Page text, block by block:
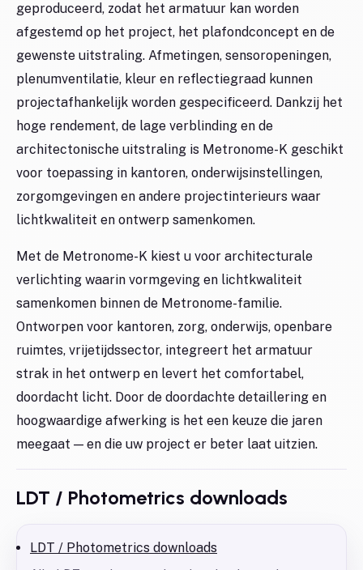
geproduceerd, zodat het armatuur kan worden
afgestemd op het project, het plafondconcept en de
gewenste uitstraling. Afmetingen, sensoropeningen,
plenumventilatie, kleur en reflectiegraad kunnen
projectafhankelijk worden gespecificeerd. Dankzij het
hoge rendement, de lage verblinding en de
architectonische uitstraling is Metronome-K geschikt
voor toepassing in kantoren, onderwijsinstellingen,
zorgomgevingen en andere projectinterieurs waar
lichtkwaliteit en ontwerp samenkomen.
Met de Metronome-K kiest u voor architecturale
verlichting waarin vormgeving en lichtkwaliteit
samenkomen binnen de Metronome-familie.
Ontworpen voor kantoren, zorg, onderwijs, openbare
ruimtes, vrijetijdssector, integreert het armatuur
strak in het ontwerp en levert het comfortabel,
doordacht licht. Door de doordachte detaillering en
hoogwaardige afwerking is het een keuze die jaren
meegaat — en die uw project er beter laat uitzien.
LDT / Photometrics downloads
LDT / Photometrics downloads